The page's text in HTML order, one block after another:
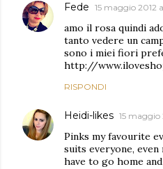
Fede 15 maggio 2012
amo il rosa quindi
tanto vedere un
sono i miei fiori
http://
RISPONDI
Heidi-likes 15 maggio
Pinks my favourite
suits everyone,
have to go home